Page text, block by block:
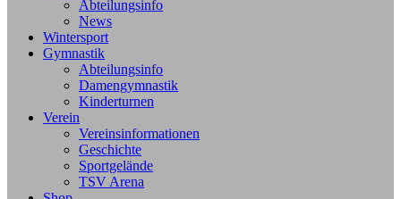
Abteilungsinfo
News
Wintersport
Gymnastik
Abteilungsinfo
Damengymnastik
Kinderturnen
Verein
Vereinsinformationen
Geschichte
Sportgelände
TSV Arena